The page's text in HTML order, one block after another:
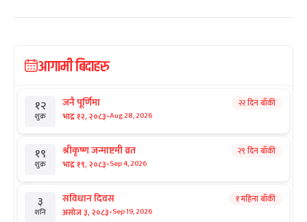
आगामी बिदाहरु
१२
शुक्र
जनै पूर्णिमा
भाद्र १२, २०८३-Aug 28, 2026
२२ दिन बाँकी
१९
शुक्र
श्रीकृष्ण जन्माष्टमी व्रत
भाद्र १९, २०८३-Sep 4, 2026
२९ दिन बाँकी
३
शनि
संविधान दिवस
असोज ३, २०८३-Sep 19, 2026
१ महिना बाँकी